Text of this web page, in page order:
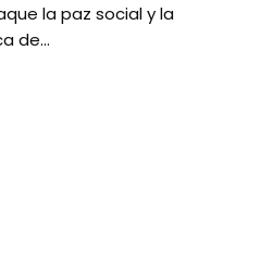
la paz social y la
de…